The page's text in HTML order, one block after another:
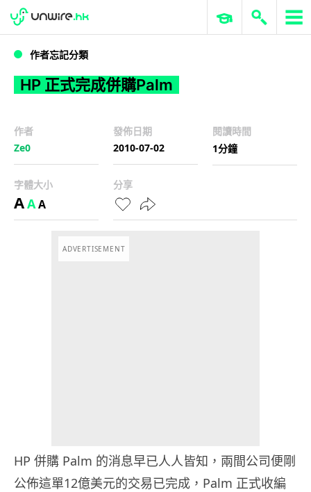
HP 正式完成併購Palm
WWDC 2026 ERP 與商業 AI
作者忘記分類
HP 正式完成併購Palm
作者
Ze0
發佈日期
2010-07-02
閱讀時間
1分鐘
字體大小
AAA
分享
ADVERTISEMENT
HP 併購 Palm 的消息早已人人皆知，兩間公司便剛
公佈這單12億美元的交易已完成，Palm 正式收編